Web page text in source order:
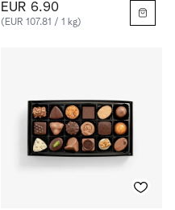
EUR 6.90
(EUR 107.81 / 1 kg)